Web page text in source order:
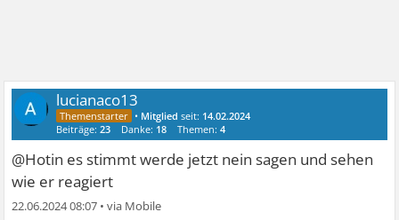
lucianaco13
• Mitglied seit: 14.02.2024
Beiträge:23 Danke: 18 Themen:4
@Hotin es stimmt werde jetzt nein sagen und sehen
wie er reagiert
22.06.2024 08:07 •